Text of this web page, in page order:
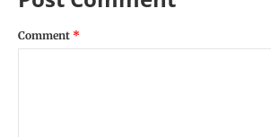
Comment *